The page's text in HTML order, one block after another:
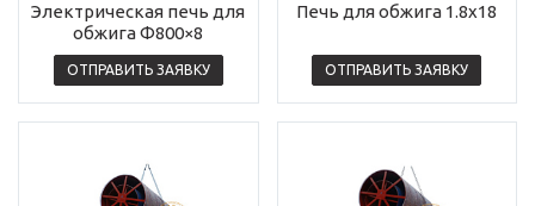
Электрическая печь для
обжига Φ800×8
ОТПРАВИТЬ ЗАЯВКУ
Печь для обжига 1.8х18
ОТПРАВИТЬ ЗАЯВКУ